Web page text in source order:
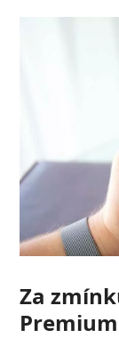
Za
Premium